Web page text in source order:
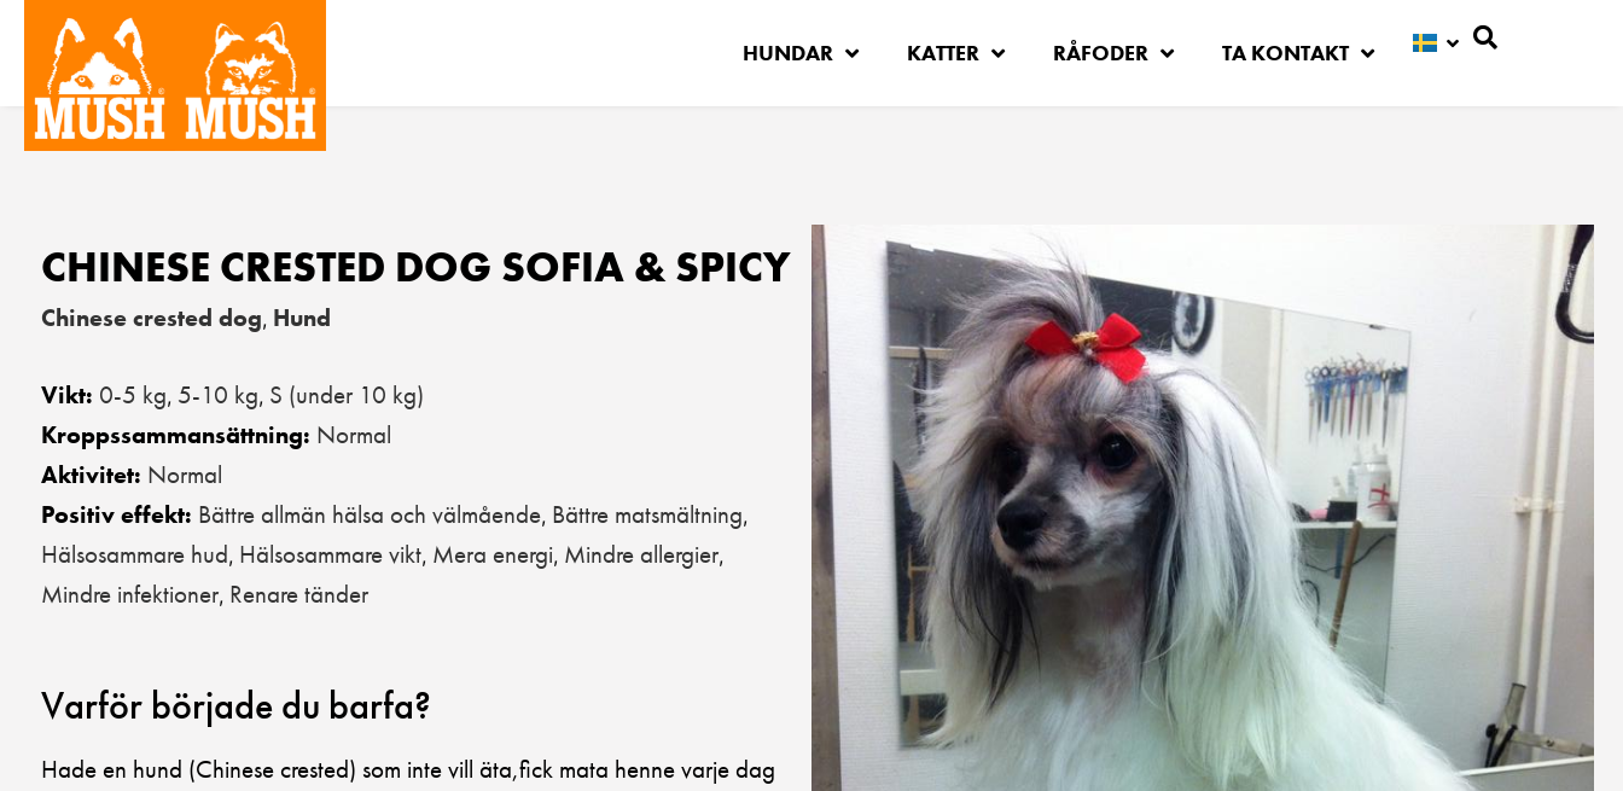
HUNDAR KATTER RÅFODER TA KONTAKT
CHINESE CRESTED DOG SOFIA & SPICY
Chinese crested dog, Hund
Vikt: 0-5 kg, 5-10 kg, S (under 10 kg)
Kroppssammansättning: Normal
Aktivitet: Normal
Positiv effekt: Bättre allmän hälsa och välmående, Bättre matsmältning,
Hälsosammare hud, Hälsosammare vikt, Mera energi, Mindre allergier,
Mindre infektioner, Renare tänder
Varför började du barfa?
Hade en hund (Chinese crested) som inte vill äta,fick mata henne varje dag